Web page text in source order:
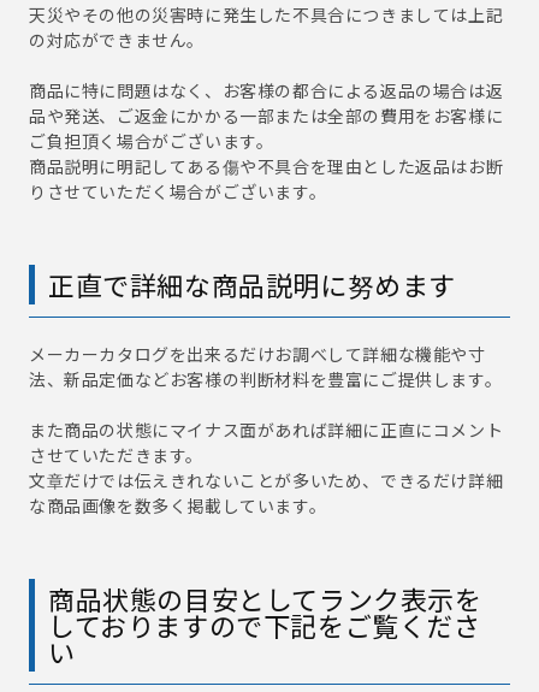
天災やその他の災害時に発生した不具合につきましては上記
の対応ができません。
商品に特に問題はなく、お客様の都合による返品の場合は返
品や発送、ご返金にかかる一部または全部の費用をお客様に
ご負担頂く場合がございます。
商品説明に明記してある傷や不具合を理由とした返品はお断
りさせていただく場合がございます。
正直で詳細な商品説明に努めます
メーカーカタログを出来るだけお調べして詳細な機能や寸
法、新品定価などお客様の判断材料を豊富にご提供します。
また商品の状態にマイナス面があれば詳細に正直にコメント
させていただきます。
文章だけでは伝えきれないことが多いため、できるだけ詳細
な商品画像を数多く掲載しています。
商品状態の目安としてランク表示を
しておりますので下記をご覧くださ
い